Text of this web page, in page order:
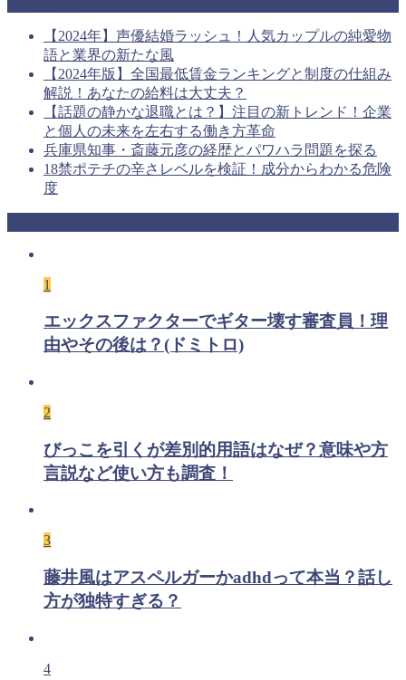
【2024年】声優結婚ラッシュ！人気カップルの純愛物
語と業界の新たな風
【2024年版】全国最低賃金ランキングと制度の仕組み
解説！あなたの給料は大丈夫？
【話題の静かな退職とは？】注目の新トレンド！企業
と個人の未来を左右する働き方革命
兵庫県知事・斎藤元彦の経歴とパワハラ問題を探る
18禁ポテチの辛さレベルを検証！成分からわかる危険
度
1
エックスファクターでギター壊す審査員！理
由やその後は？(ドミトロ)
2
びっこを引くが差別的用語はなぜ？意味や方
言説など使い方も調査！
3
藤井風はアスペルガーかadhdって本当？話し
方が独特すぎる？
4